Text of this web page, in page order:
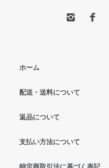
ホーム
配送・送料について
返品について
支払い方法について
特定商取引法に基づく表記